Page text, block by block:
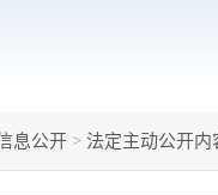
息公开 > 法定主动公开内